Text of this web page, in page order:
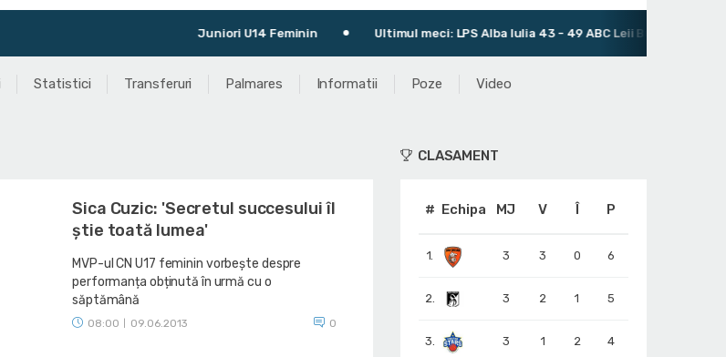
Juniori U14 Feminin Ultimul meci: LPS Alba Iulia 43 - 49 ABC Leii București
Statistici Transferuri Palmares Informatii Poze Video
Sica Cuzic: 'Secretul succesului îl
știe toată lumea'
MVP-ul CN U17 feminin vorbește despre
performanța obținută în urmă cu o
săptămână
08:00 09.06.2013 0
CLASAMENT
# Echipa MJ V Î P
1. 3 3 0 6
2. 3 2 1 5
3. 3 1 2 4